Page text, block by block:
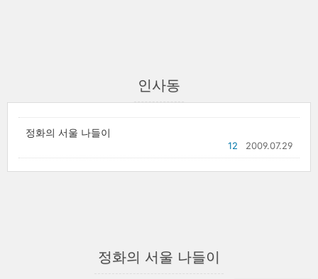
인사동
정화의 서울 나들이
2009.07.29
12
정화의 서울 나들이